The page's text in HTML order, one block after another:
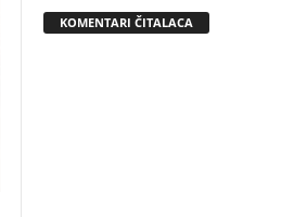
KOMENTARI ČITALACA